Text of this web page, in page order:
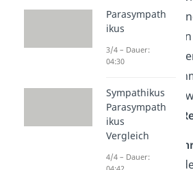
ausgelegt,
Hörsinneszellen
Schall
von einem
wahrgenommen
auch adäquater
Nach der
die Sinneszellen
Parasympath
ikus
3/4 – Dauer:
04:30
Sympathikus
Parasympath
ikus
Vergleich
4/4 – Dauer: